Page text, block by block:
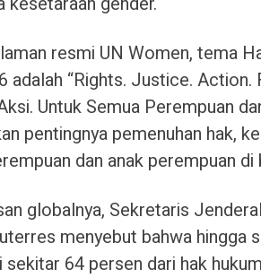
resmi UN Women, tema
adalah “Rights. Justice.
Untuk Semua Perempuan
pentingnya pemenuhan hak,
dan anak perempuan
globalnya, Sekretaris
menyebut bahwa hingga
64 persen dari hak